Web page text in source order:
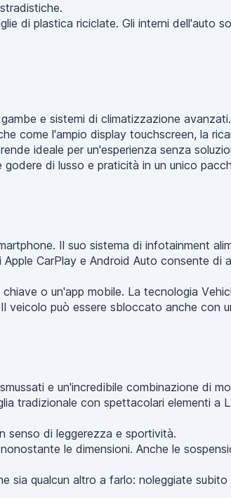
di plastica riciclate. Gli interni dell'auto
e sistemi di climatizzazione
come l'ampio display touchscreen, la
ideale per un'esperienza senza
di lusso e praticità in un unico
Il suo sistema di infotainment
CarPlay e Android Auto consente di
o un'app mobile. La tecnologia
veicolo può essere sbloccato anche con
e un'incredibile combinazione di
tradizionale con spettacolari elementi a
di leggerezza e sportività.
le dimensioni. Anche le
qualcun altro a farlo: noleggiate subito